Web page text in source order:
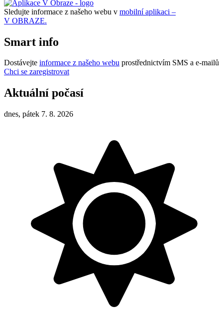
Sledujte informace z našeho webu v mobilní aplikaci –
V OBRAZE.
Smart info
Dostávejte informace z našeho webu prostřednictvím SMS a e-mailů
Chci se zaregistrovat
Aktuální počasí
dnes, pátek 7. 8. 2026